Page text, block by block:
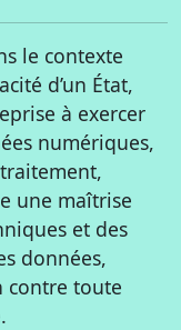
le contexte
d’un État,
à exercer
numériques,
une maîtrise
et des
données,
contre toute